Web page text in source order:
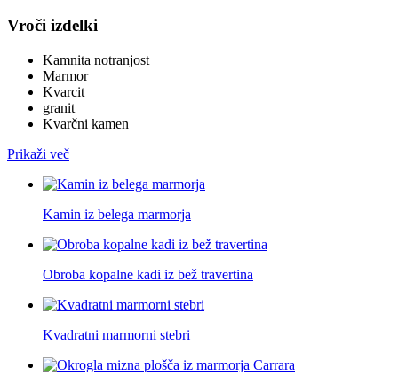
Vroči izdelki
Kamnita notranjost
Marmor
Kvarcit
granit
Kvarčni kamen
Prikaži več
Kamin iz belega marmorja
Obroba kopalne kadi iz bež travertina
Kvadratni marmorni stebri